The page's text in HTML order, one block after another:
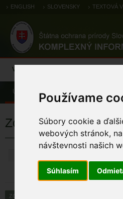
Používame
Súbory cookie a
webových stránok,
návštevnosti našich
Súhlasím
ENGLISH SLOVENSKY TEXTOVÁ
Výsledky monitoringu
Úvod Pozorovania a výskytové dáta
Zoologické